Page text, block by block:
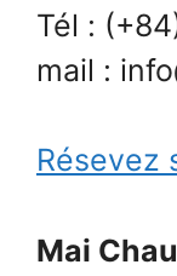
Tél :
mail :
Résevez
Mai